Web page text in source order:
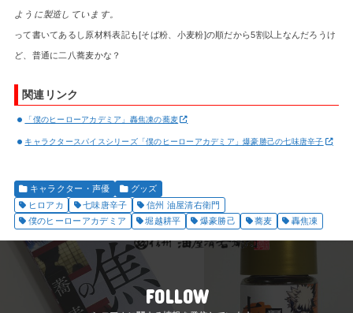
ように製造しています。
って書いてあるし原材料表記も[そば粉、小麦粉]の順だから5割以上なんだろうけ
ど、普通に二八蕎麦かな？
関連リンク
「僕のヒーローアカデミア」轟焦凍の蕎麦
キャラクタースパイスシリーズ「僕のヒーローアカデミア」爆豪勝己の七味唐辛子
キャラクター・声優
グッズ
ヒロアカ
七味唐辛子
信州 油屋清右衛門
僕のヒーローアカデミア
堀越耕平 爆豪勝己 蕎麦 轟焦凍
FOLLOW